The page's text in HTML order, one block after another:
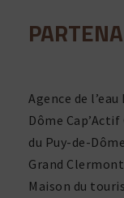
Agence de
Dôme
du Puy-de-
Grand
Maison du